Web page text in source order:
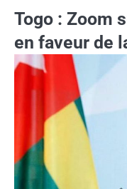
Togo : Zoom
en faveur de